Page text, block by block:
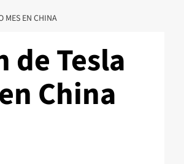
MES EN CHINA
de Tesla
China